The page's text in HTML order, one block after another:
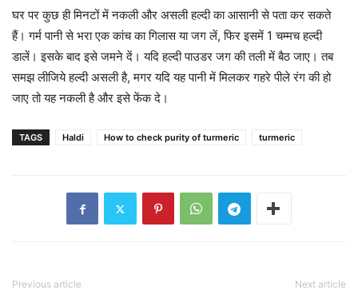
घर पर कुछ ही मिनटों में नकली और असली हल्दी का आसानी से पता कर सकते
हैं। गर्म पानी से भरा एक कांच का गिलास या जग लें, फिर इसमें 1 चम्मच हल्दी
डालें। इसके बाद इसे जमने दें। यदि हल्दी पाउडर जग की तली में बैठ जाए। तब
समझ लीजिये हल्दी असली है, मगर यदि यह पानी में मिलकर गहरे पीले रंग की हो
जाए तो यह नकली है और इसे फेंक दे।
TAGS Haldi How to check purity of turmeric turmeric
Previous article Next article